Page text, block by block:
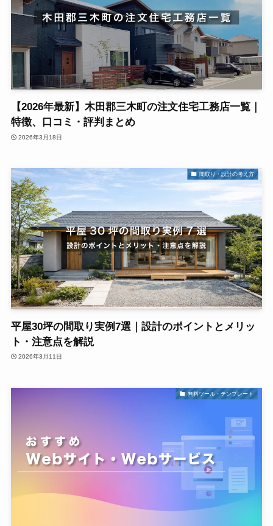
【2026年最新】木田郡三木町の注文住宅工務店一覧｜
特徴、口コミ・評判まとめ
2026年3月18日
間取り・設計の考え方
平屋30坪の間取り実例7選｜設計のポイントとメリッ
ト・注意点を解説
2026年3月11日
無料ツール・テンプレート